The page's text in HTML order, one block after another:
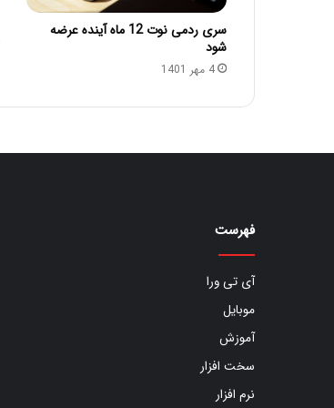
سری ردمی نوت 12 ماه آینده عرضه
شود
4 مهر 1401
فهرست
آی تی ورا
موبایل
آموزش
سخت افزار
نرم افزار